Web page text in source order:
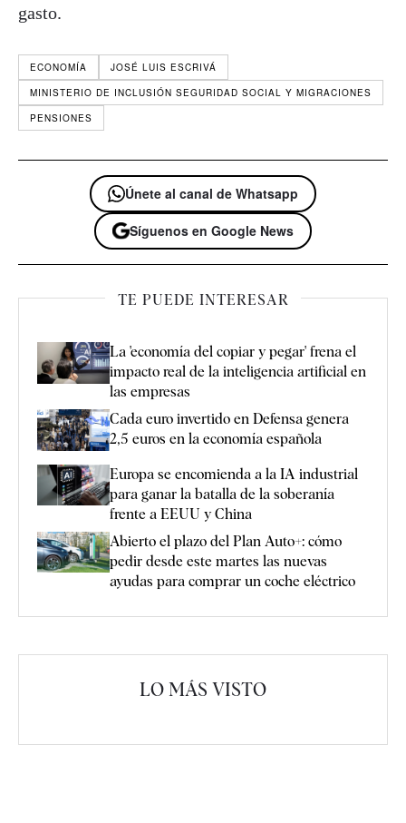
gasto.
ECONOMÍA
JOSÉ LUIS ESCRIVÁ
MINISTERIO DE INCLUSIÓN SEGURIDAD SOCIAL Y MIGRACIONES
PENSIONES
Únete al canal de Whatsapp
Síguenos en Google News
TE PUEDE INTERESAR
La 'economía del copiar y pegar' frena el
impacto real de la inteligencia artificial en
las empresas
Cada euro invertido en Defensa genera
2,5 euros en la economía española
Europa se encomienda a la IA industrial
para ganar la batalla de la soberanía
frente a EEUU y China
Abierto el plazo del Plan Auto+: cómo
pedir desde este martes las nuevas
ayudas para comprar un coche eléctrico
LO MÁS VISTO